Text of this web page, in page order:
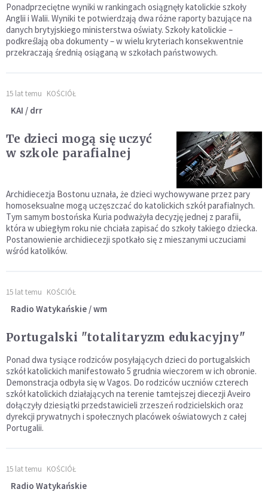
Ponadprzeciętne wyniki w rankingach osiągnęły katolickie szkoły
Anglii i Walii. Wyniki te potwierdzają dwa różne raporty bazujące na
danych brytyjskiego ministerstwa oświaty. Szkoły katolickie –
podkreślają oba dokumenty – w wielu kryteriach konsekwentnie
przekraczają średnią osiąganą w szkołach państwowych.
15 lat temu KOŚCIÓŁ
KAI / drr
Te dzieci mogą się uczyć
w szkole parafialnej
Archidiecezja Bostonu uznała, że dzieci wychowywane przez pary
homoseksualne mogą uczęszczać do katolickich szkół parafialnych.
Tym samym bostońska Kuria podważyła decyzję jednej z parafii,
która w ubiegłym roku nie chciała zapisać do szkoły takiego dziecka.
Postanowienie archidiecezji spotkało się z mieszanymi uczuciami
wśród katolików.
15 lat temu KOŚCIÓŁ
Radio Watykańskie / wm
Portugalski "totalitaryzm edukacyjny"
Ponad dwa tysiące rodziców posyłających dzieci do portugalskich
szkół katolickich manifestowało 5 grudnia wieczorem w ich obronie.
Demonstracja odbyła się w Vagos. Do rodziców uczniów czterech
szkół katolickich działających na terenie tamtejszej diecezji Aveiro
dołączyły dziesiątki przedstawicieli zrzeszeń rodzicielskich oraz
dyrekcji prywatnych i społecznych placówek oświatowych z całej
Portugalii.
15 lat temu KOŚCIÓŁ
Radio Watykańskie